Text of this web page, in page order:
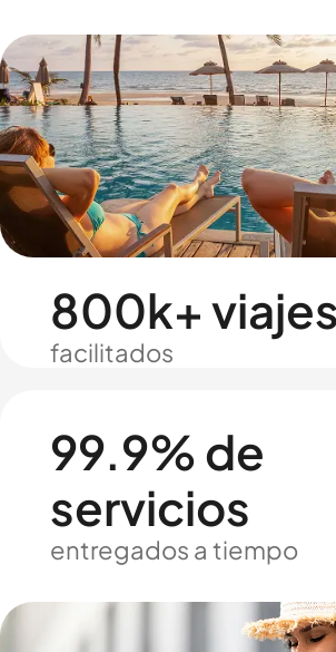
800k+ viajes
facilitados
99.9% de
servicios
entregados a tiempo